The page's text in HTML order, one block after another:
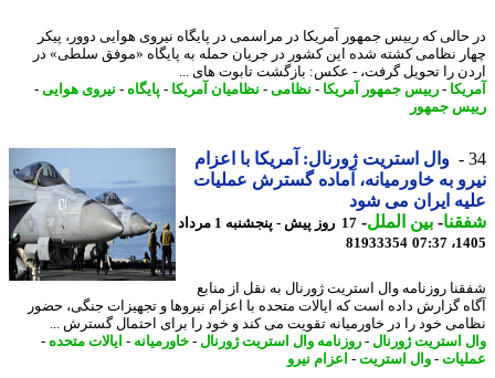
که رییس جمهور آمریکا در مراسمی در پایگاه نیروی هوایی دوور، پیکر
نظامی کشته شده این کشور در جریان حمله به پایگاه «موفق سلطی» در
را تحویل گرفت، - عکس: بازگشت تابوت های ...
- رییس جمهور آمریکا- نظامی-نظامیان آمریکا- پایگاه-نیروی هوایی-
جمهور
وال استریت ژورنال: آمریکا با اعزام
به خاورمیانه، آماده گسترش عملیات
ایران می شود
-بین الملل-
17 روز پیش - پنجشنبه 1 مرداد
81933354
روزنامه وال استریت ژورنال به نقل از منابع
گزارش داده است که ایالات متحده با اعزام نیروها و تجهیزات جنگی، حضور
خود را در خاورمیانه تقویت می کند و خود را برای احتمال گسترش ...
استریت ژورنال-روزنامه وال استریت ژورنال-خاورمیانه-ایالات متحده-
-وال استریت-اعزام نیرو